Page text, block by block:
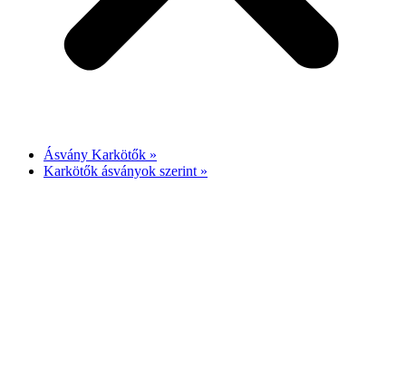
Ásvány Karkötők »
Karkötők ásványok szerint »